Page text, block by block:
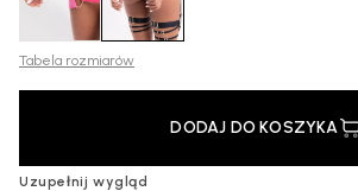
Tabela rozmiarów
DODAJ DO KOSZYKA
Uzupełnij wygląd